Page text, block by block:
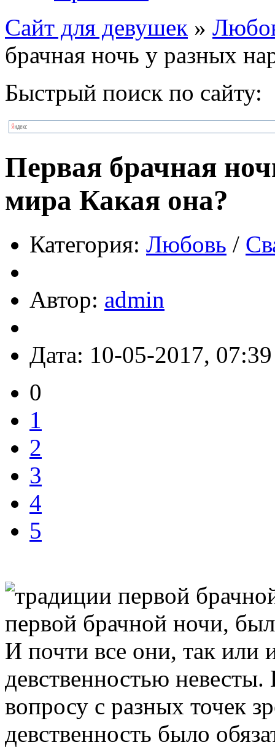
Сайт для девушек »
брачная ночь у разных
Быстрый поиск по сайту:
Первая брачная
мира Какая она?
Категория: Любовь /
Автор: admin
Дата: 10-05-2017, 07:39
0
1
2
3
4
5
первой брачной ночи,
И почти все они, так или
девственностью
вопросу с разных точек
девственность было